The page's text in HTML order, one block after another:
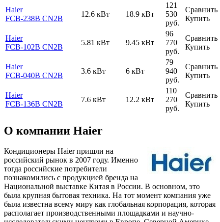
Haier
FCB-238B CN2B
12.6 кВт 18.9 кВт
121
530
руб.
Сравнить
Купить
Haier
FCB-102B CN2B
5.81 кВт 9.45 кВт
96
770
руб.
Сравнить
Купить
Haier
FCB-040B CN2B
3.6 кВт 6 кВт
79
940
руб.
Сравнить
Купить
Haier
FCB-136B CN2B
7.6 кВт 12.2 кВт
110
270
руб.
Сравнить
Купить
О компании Haier
Кондиционеры Haier пришли на
российский рынок в 2007 году. Именно
тогда российские потребители
познакомились с продукцией бренда на
Национальной выставке Китая в России. В основном, это
была крупная бытовая техника. На тот момент компания уже
была известна всему миру как глобальная корпорация, которая
располагает производственными площадками и научно-